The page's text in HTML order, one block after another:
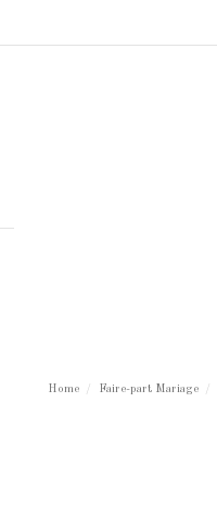
Home Faire-part Mariage